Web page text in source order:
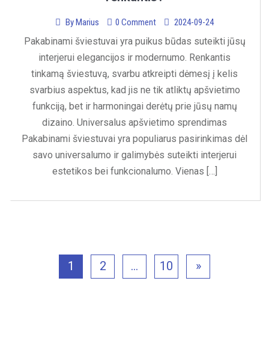
ByMarius 0 Comment 2024-09-24
Pakabinami šviestuvai yra puikus būdas suteikti jūsų
interjerui elegancijos ir modernumo. Renkantis
tinkamą šviestuvą, svarbu atkreipti dėmesį į kelis
svarbius aspektus, kad jis ne tik atliktų apšvietimo
funkciją, bet ir harmoningai derėtų prie jūsų namų
dizaino. Universalus apšvietimo sprendimas
Pakabinami šviestuvai yra populiarus pasirinkimas dėl
savo universalumo ir galimybės suteikti interjerui
estetikos bei funkcionalumo. Vienas […]
1 2 … 10 »